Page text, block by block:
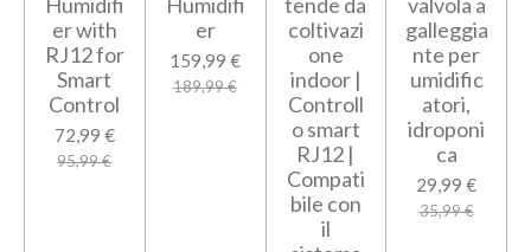
er with
RJ12 for
Smart
Control
72,99 €
95,99 €
er
159,99 €
189,99 €
coltivazi
one
indoor |
Controll
o smart
RJ12 |
Compati
bile con
il
galleggia
nte per
umidific
atori,
idroponi
ca
29,99 €
35,99 €